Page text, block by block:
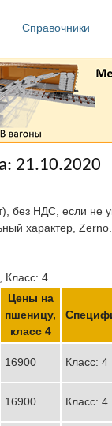
Справочники
21.10.2020
без НДС, если не
характер,
Класс: 4
Цены на
пшеницу,
класс 4
16900 Класс: 4
16900 Класс: 4